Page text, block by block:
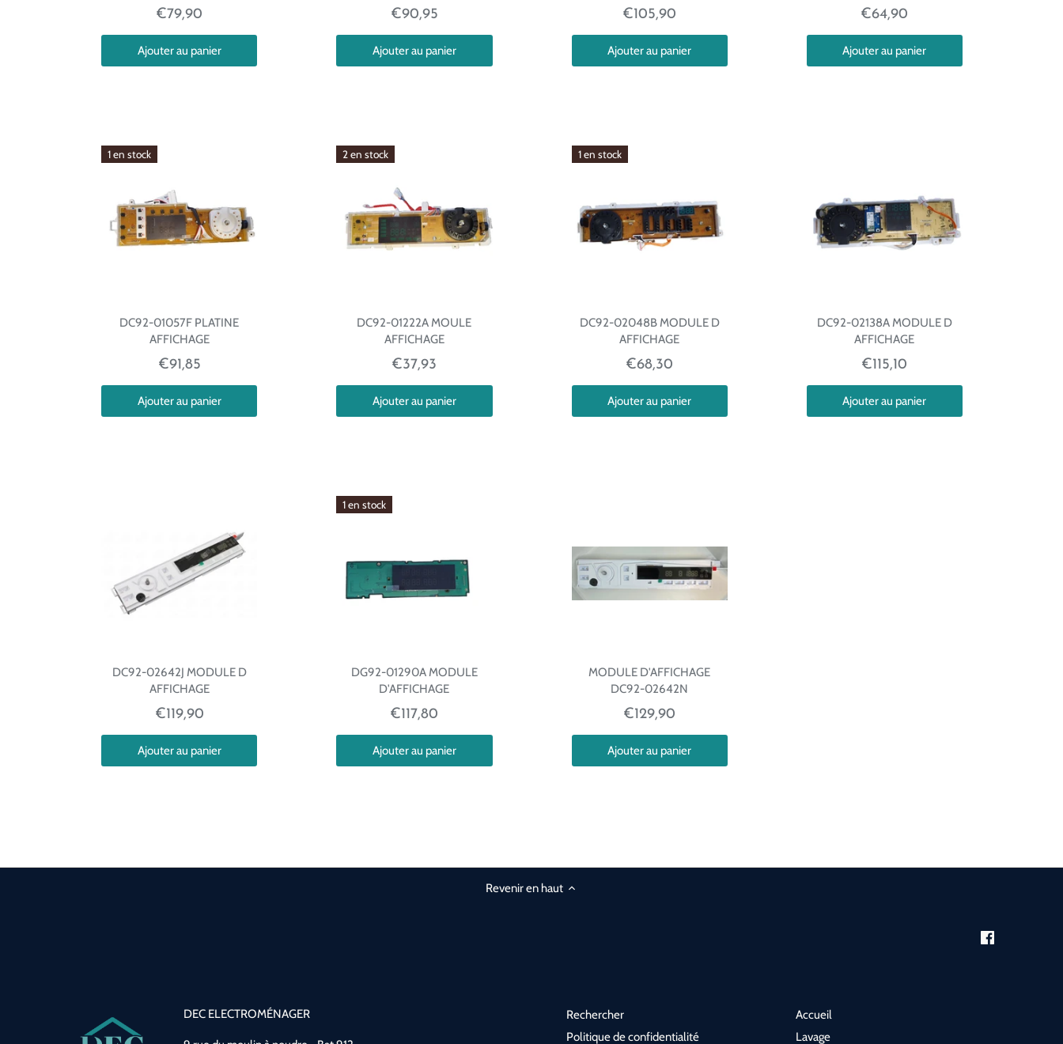
€79,90
Ajouter au panier
€90,95
Ajouter au panier
€105,90
Ajouter au panier
€64,90
Ajouter au panier
1 en stock
DC92-01057F PLATINE
AFFICHAGE
€91,85
Ajouter au panier
2 en stock
DC92-01222A MOULE
AFFICHAGE
€37,93
Ajouter au panier
1 en stock
DC92-02048B MODULE D
AFFICHAGE
€68,30
Ajouter au panier
DC92-02138A MODULE D
AFFICHAGE
€115,10
Ajouter au panier
DC92-02642J MODULE D
AFFICHAGE
€119,90
Ajouter au panier
1 en stock
DG92-01290A MODULE
D'AFFICHAGE
€117,80
Ajouter au panier
MODULE D'AFFICHAGE
DC92-02642N
€129,90
Ajouter au panier
Revenir en haut
DEC ELECTROMÉNAGER
Rechercher
Politique de confidentialité
Accueil
Lavage